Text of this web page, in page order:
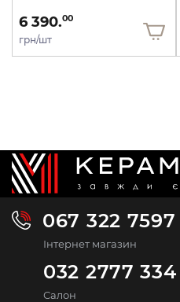
6 390.00
грн/шт
067 322 7597
Інтернет магазин
032 2777 334
Салон